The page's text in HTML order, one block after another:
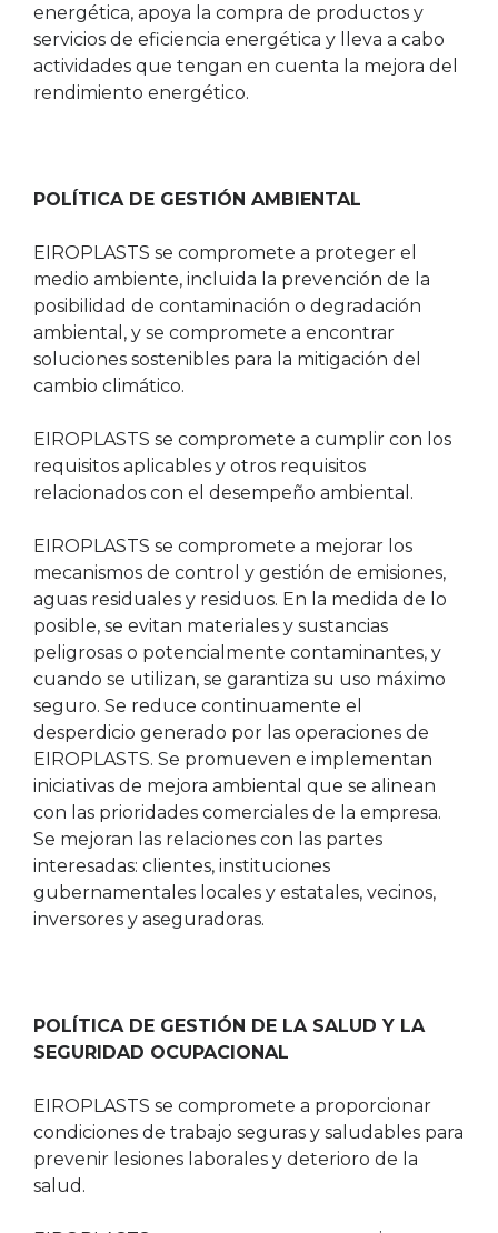
energética, apoya la compra de productos y
servicios de eficiencia energética y lleva a cabo
actividades que tengan en cuenta la mejora del
rendimiento energético.
POLÍTICA DE GESTIÓN AMBIENTAL
EIROPLASTS se compromete a proteger el
medio ambiente, incluida la prevención de la
posibilidad de contaminación o degradación
ambiental, y se compromete a encontrar
soluciones sostenibles para la mitigación del
cambio climático.
EIROPLASTS se compromete a cumplir con los
requisitos aplicables y otros requisitos
relacionados con el desempeño ambiental.
EIROPLASTS se compromete a mejorar los
mecanismos de control y gestión de emisiones,
aguas residuales y residuos. En la medida de lo
posible, se evitan materiales y sustancias
peligrosas o potencialmente contaminantes, y
cuando se utilizan, se garantiza su uso máximo
seguro. Se reduce continuamente el
desperdicio generado por las operaciones de
EIROPLASTS. Se promueven e implementan
iniciativas de mejora ambiental que se alinean
con las prioridades comerciales de la empresa.
Se mejoran las relaciones con las partes
interesadas: clientes, instituciones
gubernamentales locales y estatales, vecinos,
inversores y aseguradoras.
POLÍTICA DE GESTIÓN DE LA SALUD Y LA
SEGURIDAD OCUPACIONAL
EIROPLASTS se compromete a proporcionar
condiciones de trabajo seguras y saludables para
prevenir lesiones laborales y deterioro de la
salud.